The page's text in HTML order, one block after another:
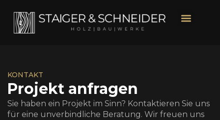
KONTAKT
Projekt anfragen
Sie haben ein Projekt im Sinn? Kontaktieren Sie uns
für eine unverbindliche Beratung. Wir freuen uns